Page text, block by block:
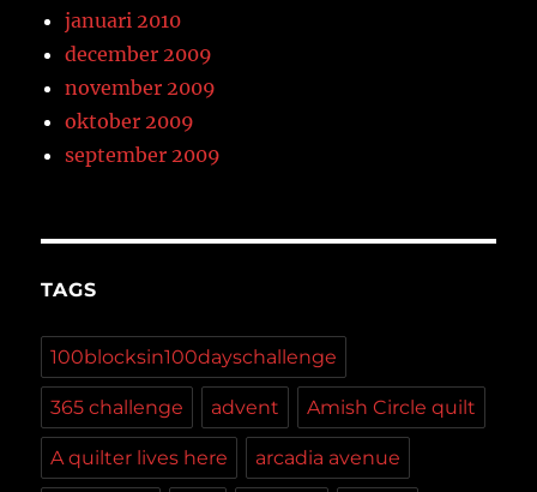
januari 2010
december 2009
november 2009
oktober 2009
september 2009
TAGS
100blocksin100dayschallenge
365 challenge advent Amish Circle quilt
A quilter lives here arcadia avenue